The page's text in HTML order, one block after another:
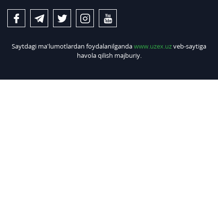
Saytdagi ma'lumotlardan foydalanilgandawww.uzex.uzveb-saytiga
havola qilish majburiy.